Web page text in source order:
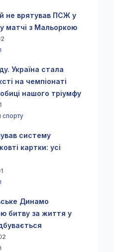
не врятував ПСЖ у
матчі з Мальоркою
Україна стала
на чемпіонаті
нашого тріумфу
спорту
систему
картки: усі
Динамо
битву за життя у